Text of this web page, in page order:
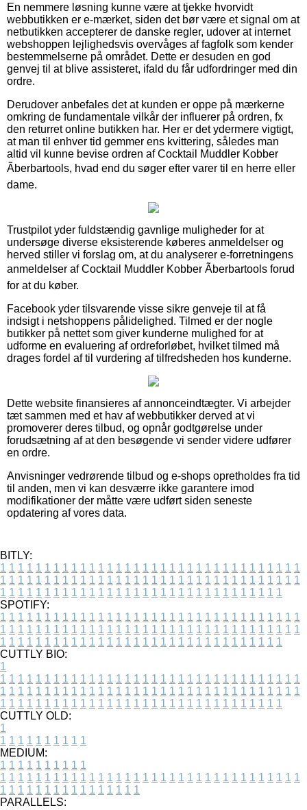
En nemmere løsning kunne være at tjekke hvorvidt
webbutikken er e-mærket, siden det bør være et signal om at
netbutikken accepterer de danske regler, udover at internet
webshoppen lejlighedsvis overvåges af fagfolk som kender
bestemmelserne på området. Dette er desuden en god
genvej til at blive assisteret, ifald du får udfordringer med din
ordre.
Derudover anbefales det at kunden er oppe på mærkerne
omkring de fundamentale vilkår der influerer på ordren, fx
den returret online butikken har. Her er det ydermere vigtigt,
at man til enhver tid gemmer ens kvittering, således man
altid vil kunne bevise ordren af Cocktail Muddler Kobber
Ãberbartools, hvad end du søger efter varer til en herre eller
dame.
Trustpilot yder fuldstændig gavnlige muligheder for at
undersøge diverse eksisterende køberes anmeldelser og
herved stiller vi forslag om, at du analyserer e-forretningens
anmeldelser af Cocktail Muddler Kobber Ãberbartools forud
for at du køber.
Facebook yder tilsvarende visse sikre genveje til at få
indsigt i netshoppens pålidelighed. Tilmed er der nogle
butikker på nettet som giver kunderne mulighed for at
udforme en evaluering af ordreforløbet, hvilket tilmed må
drages fordel af til vurdering af tilfredsheden hos kunderne.
Dette website finansieres af annonceindtægter. Vi arbejder
tæt sammen med et hav af webbutikker derved at vi
promoverer deres tilbud, og opnår godtgørelse under
forudsætning af at den besøgende vi sender videre udfører
en ordre.
Anvisninger vedrørende tilbud og e-shops opretholdes fra tid
til anden, men vi kan desværre ikke garantere imod
modifikationer der måtte være udført siden seneste
opdatering af vores data.
BITLY:
1 1 1 1 1 1 1 1 1 1 1 1 1 1 1 1 1 1 1 1 1 1 1 1 1 1 1 1 1 1 1 1 1 1
1 1 1 1 1 1 1 1 1 1 1 1 1 1 1 1 1 1 1 1 1 1 1 1 1 1 1 1 1 1 1 1 1 1
1 1 1 1 1 1 1 1 1 1 1 1 1 1 1 1 1 1 1 1 1 1 1 1 1 1 1 1 1 1 1 1
SPOTIFY:
1 1 1 1 1 1 1 1 1 1 1 1 1 1 1 1 1 1 1 1 1 1 1 1 1 1 1 1 1 1 1 1 1 1
1 1 1 1 1 1 1 1 1 1 1 1 1 1 1 1 1 1 1 1 1 1 1 1 1 1 1 1 1 1 1 1 1 1
1 1 1 1 1 1 1 1 1 1 1 1 1 1 1 1 1 1 1 1 1 1 1 1 1 1 1 1 1 1 1 1
CUTTLY BIO:
1
1 1 1 1 1 1 1 1 1 1 1 1 1 1 1 1 1 1 1 1 1 1 1 1 1 1 1 1 1 1 1 1 1 1
1 1 1 1 1 1 1 1 1 1 1 1 1 1 1 1 1 1 1 1 1 1 1 1 1 1 1 1 1 1 1 1 1 1
1 1 1 1 1 1 1 1 1 1 1 1 1 1 1 1 1 1 1 1 1 1 1 1 1 1 1 1 1 1 1 1
CUTTLY OLD:
1
1 1 1 1 1 1 1 1 1 1
MEDIUM:
1 1 1 1 1 1 1 1 1 1
1 1 1 1 1 1 1 1 1 1 1 1 1 1 1 1 1 1 1 1 1 1 1 1 1 1 1 1 1 1 1 1 1 1
1 1 1 1 1 1 1 1 1 1 1 1 1 1 1 1
PARALLELS: